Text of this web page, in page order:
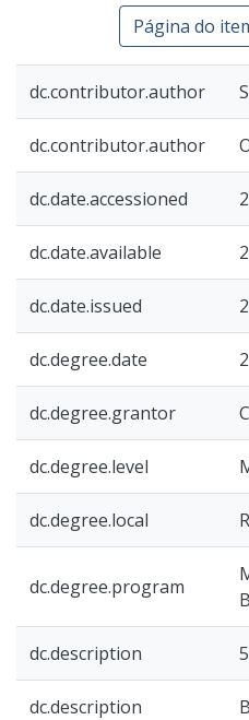
Página do
dc.contributor.author
dc.contributor.author
dc.date.accessioned
dc.date.available
dc.date.issued
dc.degree.date
dc.degree.grantor
dc.degree.level
dc.degree.local
dc.degree.program
dc.description
dc.description